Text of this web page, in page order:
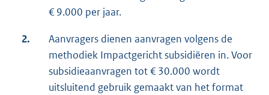
€ 9.000 per jaar.
2.
Aanvragers dienen aanvragen volgens de
methodiek Impactgericht subsidiëren in. Voor
subsidieaanvragen tot € 30.000 wordt
uitsluitend gebruik gemaakt van het format